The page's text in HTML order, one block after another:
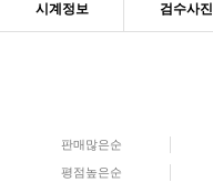
시계정보 검수사진
판매많은순
평점높은순